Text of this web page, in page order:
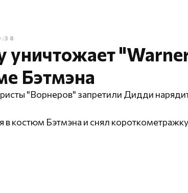
уничтожает
Бэтмэна
"Ворнеров" запретили Дидди
костюм Бэтмэна и снял